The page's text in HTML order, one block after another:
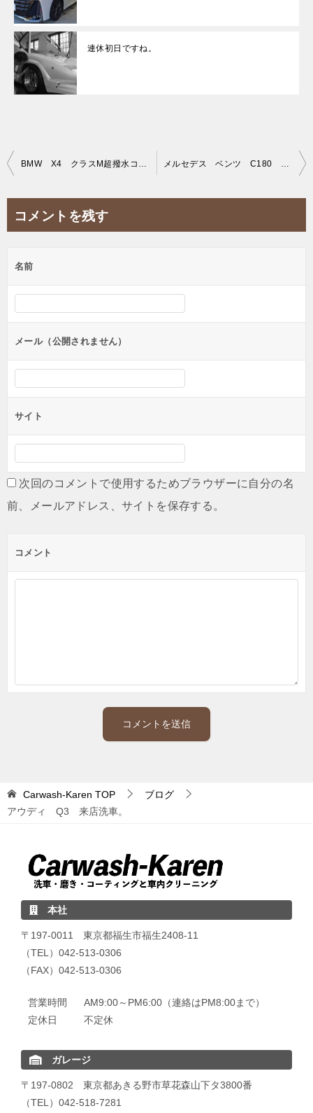
連休初日ですね。
投
ビ
ー
シ
ョ
ン
コメントを残す
名前
メール（公開されません）
サイト
次回のコメントで使用するためブラウザーに自分の名
前、メールアドレス、サイトを保存する。
コメント
Carwash-Karen TOP
ブログ
アウディ Q3 来店洗車。
本社
〒197-0011 東京都福生市福生2408-11
（TEL）042-513-0306
（FAX）042-513-0306
営業時間
AM9:00～PM6:00（連絡はPM8:00まで）
定休日
不定休
ガレージ
〒197-0802 東京都あきる野市草花森山下タ3800番
（TEL）042-518-7281